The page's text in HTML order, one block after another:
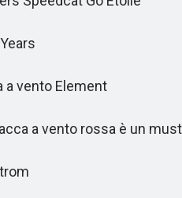
vento Element
a vento rossa è un